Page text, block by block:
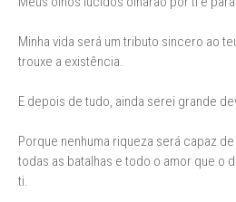
Minha vida será um tributo sincero ao
trouxe a existência.
E depois de tudo, ainda serei grande
Porque nenhuma riqueza será capaz
todas as batalhas e todo o amor que o
ti.